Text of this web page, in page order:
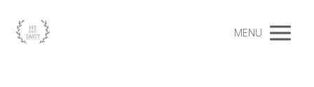
MENU